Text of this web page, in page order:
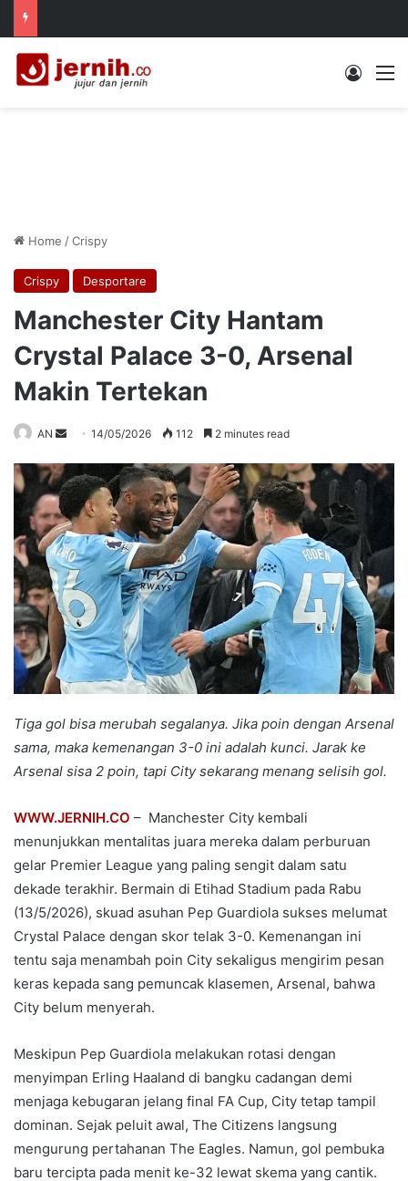
Log In
Home /Crispy
Crispy Desportare
Manchester City Hantam
Crystal Palace 3-0, Arsenal
Makin Tertekan
AN
Send
email
14/05/2026 112 2 minutes read
Tiga gol bisa merubah segalanya. Jika poin dengan Arsenal
sama, maka kemenangan 3-0 ini adalah kunci. Jarak ke
Arsenal sisa 2 poin, tapi City sekarang menang selisih gol.
WWW.JERNIH.CO – Manchester City kembali
menunjukkan mentalitas juara mereka dalam perburuan
gelar Premier League yang paling sengit dalam satu
dekade terakhir. Bermain di Etihad Stadium pada Rabu
(13/5/2026), skuad asuhan Pep Guardiola sukses melumat
Crystal Palace dengan skor telak 3-0. Kemenangan ini
tentu saja menambah poin City sekaligus mengirim pesan
keras kepada sang pemuncak klasemen, Arsenal, bahwa
City belum menyerah.
Meskipun Pep Guardiola melakukan rotasi dengan
menyimpan Erling Haaland di bangku cadangan demi
menjaga kebugaran jelang final FA Cup, City tetap tampil
dominan. Sejak peluit awal, The Citizens langsung
mengurung pertahanan The Eagles. Namun, gol pembuka
baru tercipta pada menit ke-32 lewat skema yang cantik.